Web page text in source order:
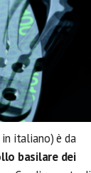
italiano) è da
basilare dei